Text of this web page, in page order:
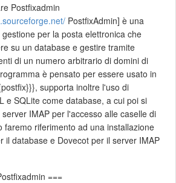
Postfixadmin
PostfixAdmin] è una
per la posta elettronica che
su un database e gestire tramite
di un numero arbitrario di domini di
è pensato per essere usato in
supporta inoltre l'uso di
e SQLite come database, a cui poi si
IMAP per l'accesso alle caselle di
faremo riferimento ad una installazione
il database e Dovecot per il server IMAP
===